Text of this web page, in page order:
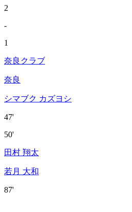
2
-
1
奈良クラブ
奈良
シマブク カズヨシ
47'
50'
田村 翔太
若月 大和
87'